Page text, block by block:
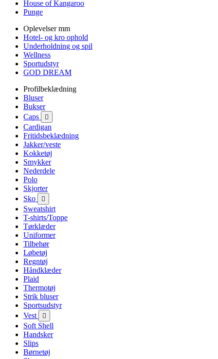
House of Kangaroo
Punge
Oplevelser mm
Hotel- og kro ophold
Underholdning og spil
Wellness
Sportudstyr
GOD DREAM
Profilbeklædning
Bluser
Bukser
Caps

Cardigan
Fritidsbeklædning
Jakker/veste
Kokketøj
Smykker
Nederdele
Polo
Skjorter
Sko

Sweatshirt
T-shirts/Toppe
Tørklæder
Uniformer
Tilbehør
Løbetøj
Regntøj
Håndklæder
Plaid
Thermotøj
Strik bluser
Sportsudstyr
Vest

Soft Shell
Handsker
Slips
Børnetøj